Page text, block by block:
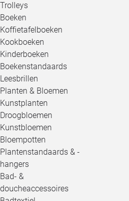
Trolleys
Boeken
Koffietafelboeken
Kookboeken
Kinderboeken
Boekenstandaards
Leesbrillen
Planten & Bloemen
Kunstplanten
Droogbloemen
Kunstbloemen
Bloempotten
Plantenstandaards & -
hangers
Bad- &
doucheaccessoires